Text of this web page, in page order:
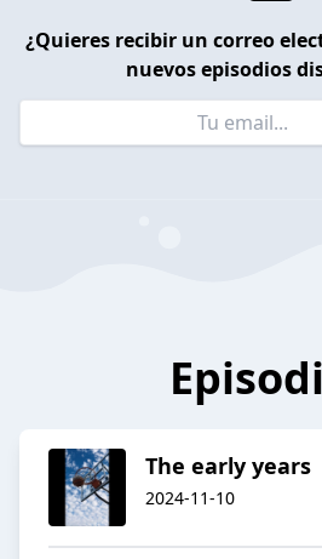
¿Quieres recibir un correo
nuevos episodios
The early years
2024-11-10